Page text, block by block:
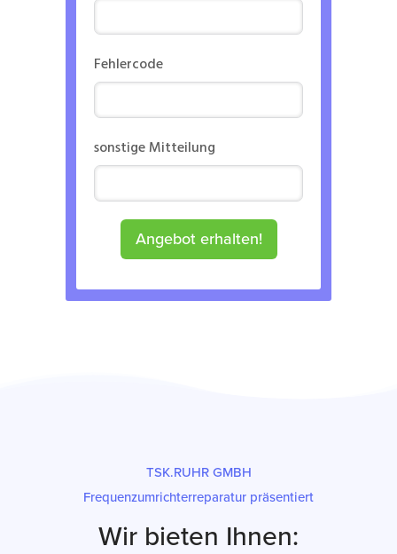
Fehlercode
sonstige Mitteilung
Angebot erhalten!
TSK.RUHR GMBH
Frequenzumrichterreparatur präsentiert
Wir bieten Ihnen: